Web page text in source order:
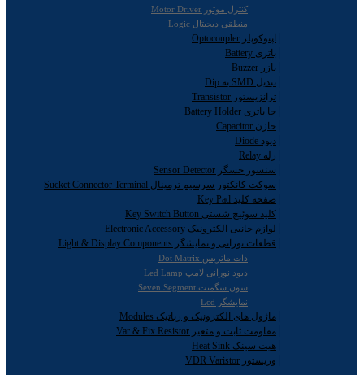
کنترل موتور Motor Driver
منطقی دیجیتال Logic
اپتوکوپلر Optocoupler
باتری Battery
بازر Buzzer
تبدیل SMD به Dip
ترانزیستور Transistor
جا باتری Battery Holder
خازن Capacitor
دیود Diode
رله Relay
سنسور حسگر Sensor Detector
سوکت کانکتور سرسیم ترمینال Sucket Connector Terminal
صفحه کلید Key Pad
کلید سوئیچ شستی Key Switch Button
لوازم جانبی الکترونیک Electronic Accessory
قطعات نورانی و نمایشگر Light & Display Components
دات ماتریس Dot Matrix
دیود نورانی لامپ Led Lamp
سون سگمنت Seven Segment
نمایشگر Lcd
ماژول های الکترونیک و رباتیک Modules
مقاومت ثابت و متغیر Var & Fix Resistor
هیت سینک Heat Sink
وریستور VDR Varistor